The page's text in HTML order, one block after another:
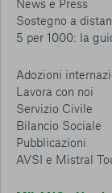
News e Press
Sostegno a
5 per 1000: la
Adozioni
Lavora con noi
Servizio Civile
Bilancio Sociale
Pubblicazioni
AVSI e Mistral